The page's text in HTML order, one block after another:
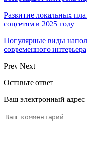
Развитие локальных
соцсетям в 2025 году
Популярные виды
современного интерьера
Prev Next
Оставьте ответ
Ваш электронный адрес